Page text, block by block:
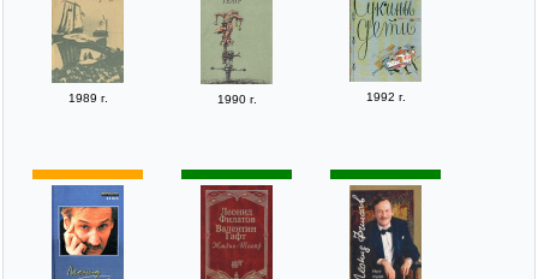
1989 г. 1990 г. 1992 г.